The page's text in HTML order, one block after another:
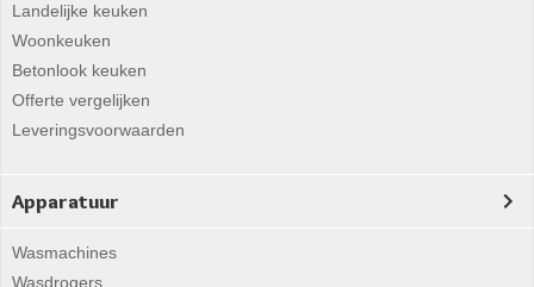
Landelijke keuken
Woonkeuken
Betonlook keuken
Offerte vergelijken
Leveringsvoorwaarden
Apparatuur
Wasmachines
Wasdrogers